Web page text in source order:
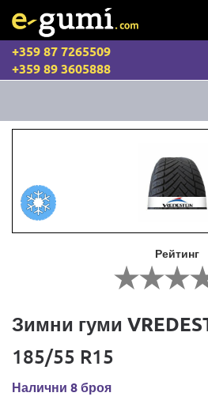
+359 87 7265509
+359 89 3605888
Рейтинг
Зимни гуми
185/55 R15
Налични 8 броя